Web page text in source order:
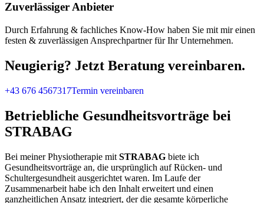
Zuverlässiger Anbieter
Durch Erfahrung & fachliches Know-How haben Sie mit mir einen
festen & zuverlässigen Ansprechpartner für Ihr Unternehmen.
Neugierig? Jetzt Beratung vereinbaren.
+43 676 4567317Termin vereinbaren
Betriebliche Gesundheitsvorträge bei
STRABAG
Bei meiner Physiotherapie mit STRABAG biete ich
Gesundheitsvorträge an, die ursprünglich auf Rücken- und
Schultergesundheit ausgerichtet waren. Im Laufe der
Zusammenarbeit habe ich den Inhalt erweitert und einen
ganzheitlichen Ansatz integriert, der die gesamte körperliche